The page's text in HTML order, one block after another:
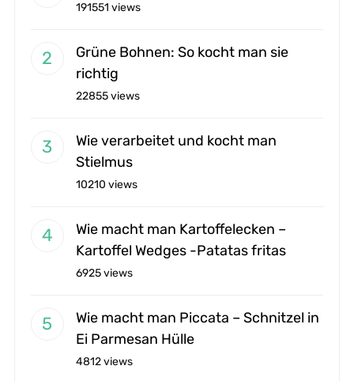
191551 views
Grüne Bohnen: So kocht man sie
richtig
22855 views
Wie verarbeitet und kocht man
Stielmus
10210 views
Wie macht man Kartoffelecken –
Kartoffel Wedges -Patatas fritas
6925 views
Wie macht man Piccata – Schnitzel in
Ei Parmesan Hülle
4812 views